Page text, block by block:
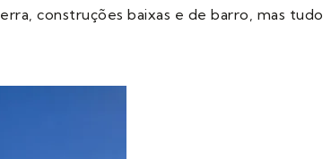
construções baixas e de barro, mas tudo